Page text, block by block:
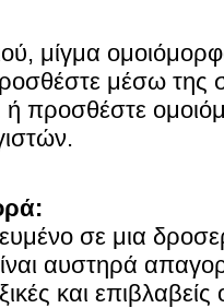
μίγμα
μέσω της
προσθέστε
σε μια
αυστηρά
και επιβλαβείς